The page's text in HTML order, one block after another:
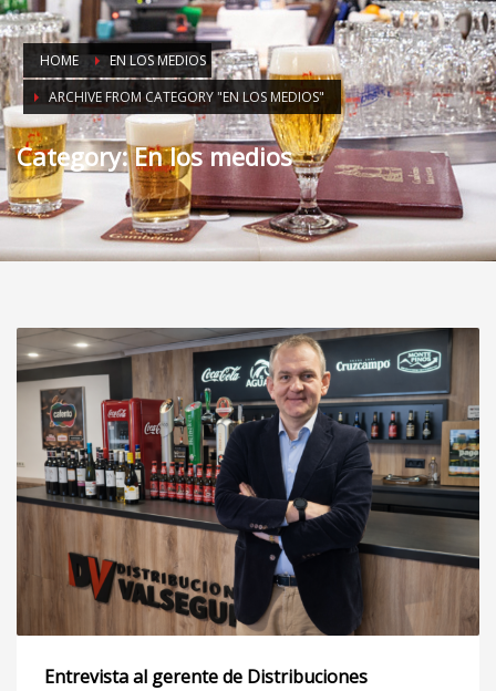
HOME
EN LOS MEDIOS
ARCHIVE FROM CATEGORY "EN LOS MEDIOS"
Category: En los medios
Entrevista al gerente de Distribuciones